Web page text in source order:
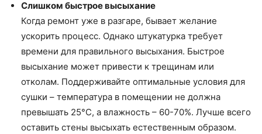
Слишком быстрое высыхание
Когда ремонт уже в разгаре, бывает желание
ускорить процесс. Однако штукатурка требует
времени для правильного высыхания. Быстрое
высыхание может привести к трещинам или
отколам. Поддерживайте оптимальные условия для
сушки – температура в помещении не должна
превышать 25°C, а влажность – 60-70%. Лучше всего
оставить стены высыхать естественным образом.